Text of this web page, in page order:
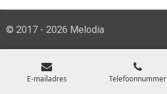
© 2017 - 2026 Melodia
E-mailadres Telefoonnummer